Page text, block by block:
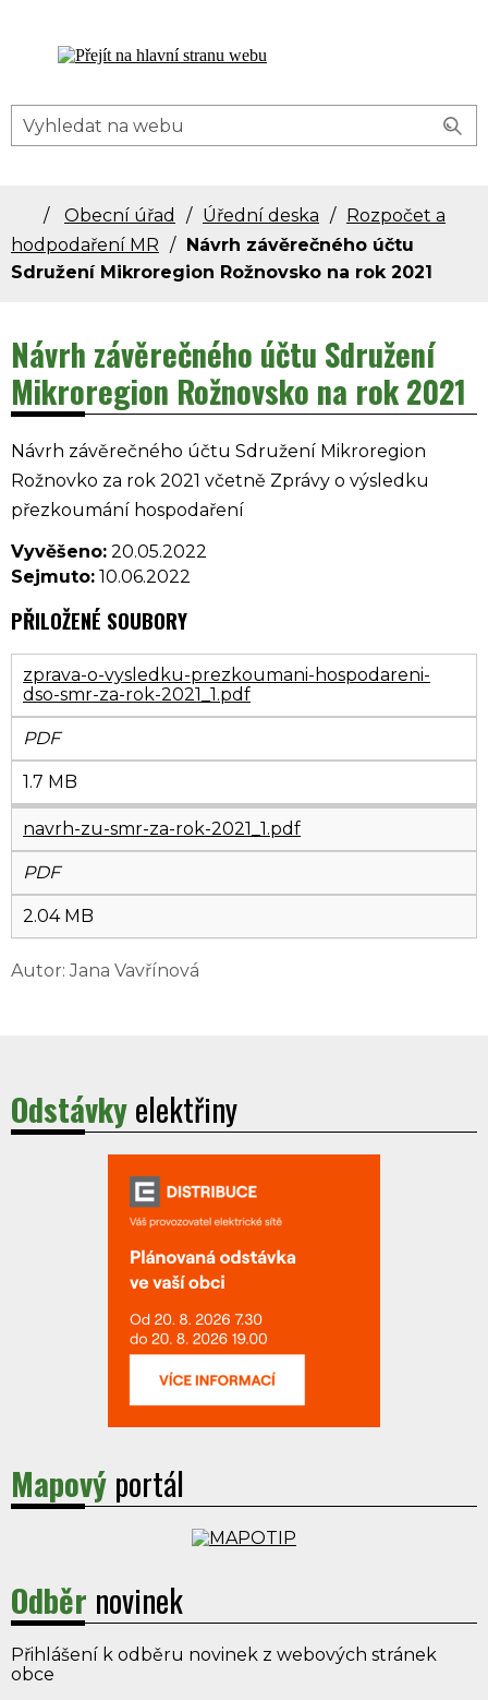
Dolní Bečva - oficiální stránky obce
Obecní úřad Úřední deska
Rozpočet a
hodpodaření MR
Návrh závěrečného účtu
Sdružení Mikroregion Rožnovsko na rok 2021
Návrh závěrečného účtu Sdružení
Mikroregion Rožnovsko na rok 2021
Návrh závěrečného účtu Sdružení Mikroregion
Rožnovko za rok 2021 včetně Zprávy o výsledku
přezkoumání hospodaření
Vyvěšeno: 20.05.2022
Sejmuto: 10.06.2022
PŘILOŽENÉ SOUBORY
zprava-o-vysledku-prezkoumani-hospodareni-
dso-smr-za-rok-2021_1.pdf
PDF
1.7 MB
navrh-zu-smr-za-rok-2021_1.pdf
PDF
2.04 MB
Autor: Jana Vavřínová
Odstávkyelektřiny
Mapový portál
Odběr novinek
Přihlášení k odběru novinek z webových stránek
obce